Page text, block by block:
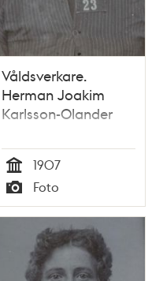
Våldsverkare.
Herman Joakim
Karlsson-Olander
Tid
1907
Typ
Foto